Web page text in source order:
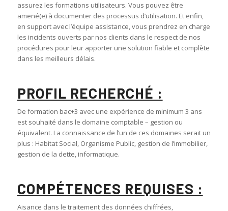
assurez les formations utilisateurs. Vous pouvez être
amené(e) à documenter des processus d’utilisation. Et enfin,
en support avec l’équipe assistance, vous prendrez en charge
les incidents ouverts par nos clients dans le respect de nos
procédures pour leur apporter une solution fiable et complète
dans les meilleurs délais.
PROFIL RECHERCHÉ :
De formation bac+3 avec une expérience de minimum 3 ans
est souhaité dans le domaine comptable – gestion ou
équivalent. La connaissance de l’un de ces domaines serait un
plus : Habitat Social, Organisme Public, gestion de l’immobilier,
gestion de la dette, informatique.
COMPÉTENCES REQUISES :
Aisance dans le traitement des données chiffrées,